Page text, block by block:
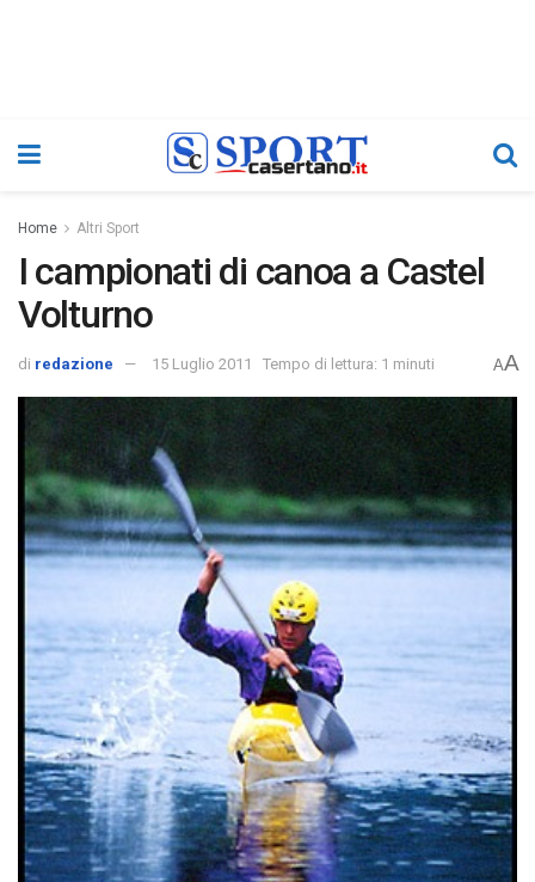
Home Altri Sport
I campionati di canoa a Castel
Volturno
di redazione 15 Luglio 2011 Tempo di lettura: 1 minuti AA